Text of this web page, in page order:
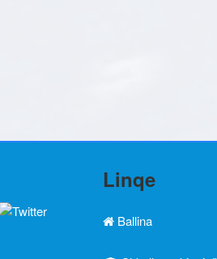
Linqe
Ballina